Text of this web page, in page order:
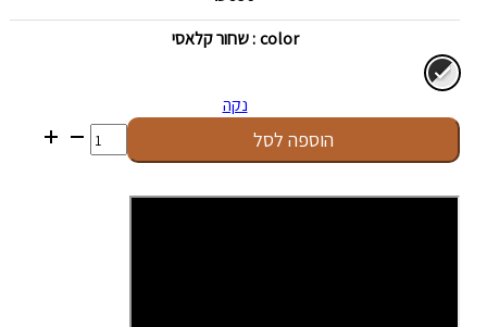
color: שחור קלאסי
נקה
כמות
של
Nano
הוספה לסל